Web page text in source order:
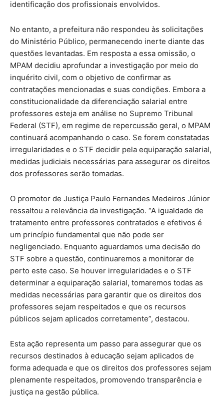
identificação dos profissionais envolvidos.
No entanto, a prefeitura não respondeu às solicitações
do Ministério Público, permanecendo inerte diante das
questões levantadas. Em resposta a essa omissão, o
MPAM decidiu aprofundar a investigação por meio do
inquérito civil, com o objetivo de confirmar as
contratações mencionadas e suas condições. Embora a
constitucionalidade da diferenciação salarial entre
professores esteja em análise no Supremo Tribunal
Federal (STF), em regime de repercussão geral, o MPAM
continuará acompanhando o caso. Se forem constatadas
irregularidades e o STF decidir pela equiparação salarial,
medidas judiciais necessárias para assegurar os direitos
dos professores serão tomadas.
O promotor de Justiça Paulo Fernandes Medeiros Júnior
ressaltou a relevância da investigação. “A igualdade de
tratamento entre professores contratados e efetivos é
um princípio fundamental que não pode ser
negligenciado. Enquanto aguardamos uma decisão do
STF sobre a questão, continuaremos a monitorar de
perto este caso. Se houver irregularidades e o STF
determinar a equiparação salarial, tomaremos todas as
medidas necessárias para garantir que os direitos dos
professores sejam respeitados e que os recursos
públicos sejam aplicados corretamente”, destacou.
Esta ação representa um passo para assegurar que os
recursos destinados à educação sejam aplicados de
forma adequada e que os direitos dos professores sejam
plenamente respeitados, promovendo transparência e
justiça na gestão pública.